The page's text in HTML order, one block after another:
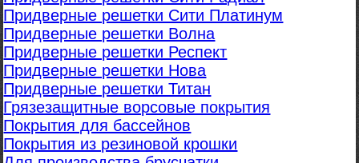
Придверные решетки Сити Платинум
Придверные решетки Волна
Придверные решетки Респект
Придверные решетки Нова
Придверные решетки Титан
Грязезащитные ворсовые покрытия
Покрытия для бассейнов
Покрытия из резиновой крошки